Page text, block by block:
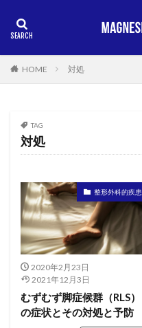
HOME 対処
TAG
対処
整形外科的疾患
2020年2月23日
2021年12月3日
むずむず脚症候群（RLS）
の症状とその対処と予防